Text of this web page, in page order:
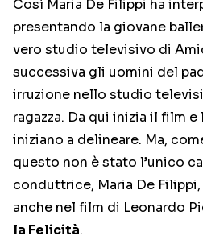
Così Maria De Filippi ha
presentando la giovane
vero studio televisivo di
successiva gli uomini del
irruzione nello studio
ragazza. Da qui inizia il film e
iniziano a delineare. Ma,
questo non è stato l’unico
conduttrice, Maria De
anche nel film di Leonardo
la Felicità.